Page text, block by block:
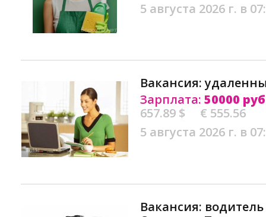
5 августа 2026 г. в
Вакансия:
Зарплата: 50000
657.89 $
€ 555.56
5 августа 2026 г. в
Вакансия: